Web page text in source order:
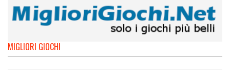
MIGLIORI GIOCHI